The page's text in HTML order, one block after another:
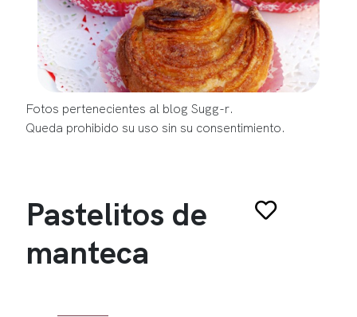
Fotos pertenecientes al blog Sugg-r.
Queda prohibido su uso sin su consentimiento.
Pastelitos de
manteca